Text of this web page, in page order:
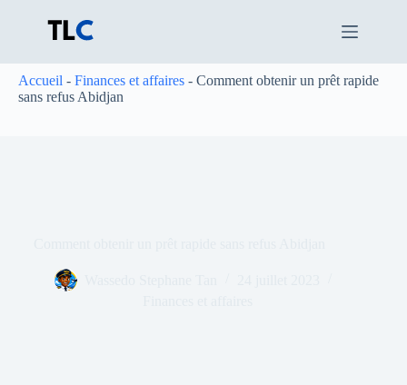
Accueil - Finances et affaires - Comment obtenir un prêt rapide
sans refus Abidjan